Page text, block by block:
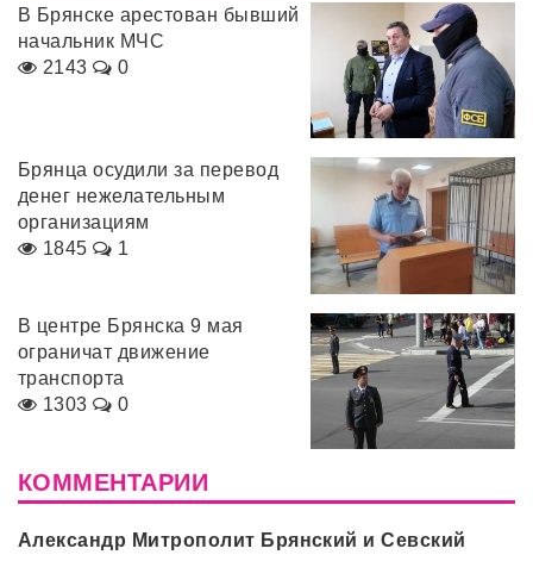
В Брянске арестован бывший
начальник МЧС
2143
0
Брянца осудили за перевод
денег нежелательным
организациям
1845
1
В центре Брянска 9 мая
ограничат движение
транспорта
1303
0
КОММЕНТАРИИ
Александр Митрополит Брянский и Севский